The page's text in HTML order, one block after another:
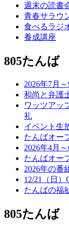
週末の読書
青春サラウ
食べるラジ
養成講座
805たんば
2026年7月
和尚と弁護
ワッツアッ
礼
イベント生
たんばオー
2026年4月
たんばオー
2026年の番
12/21（日
たんばの福
805たん